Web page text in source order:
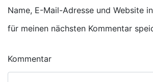
Name, E-Mail-Adresse und Website
für meinen nächsten Kommentar
Kommentar